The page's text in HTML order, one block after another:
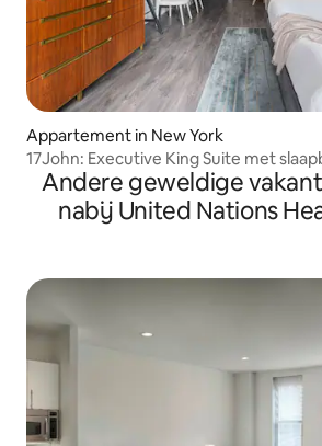
Appartement in New York
17John: Executive King Suite met
Andere geweldige
nabij United Nations